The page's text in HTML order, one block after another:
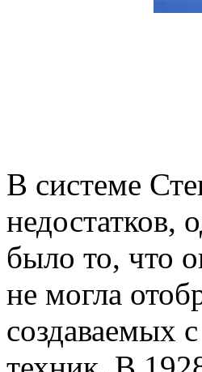
В системе
недостатков,
было то, что
не могла
создаваемых